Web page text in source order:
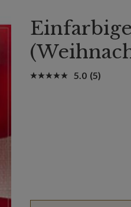
5.0 (5)